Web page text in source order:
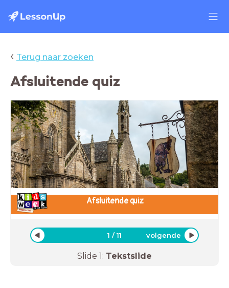
‹ Terug naar zoeken
Afsluitende quiz
Afsluitende quiz
1 /11 volgende
Slide 1: Tekstslide